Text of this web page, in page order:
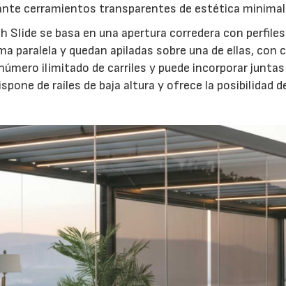
cerramientos transparentes de estética
Slide se basa en una apertura corredera con
paralela y quedan apiladas sobre una de ellas,
ilimitado de carriles y puede incorporar
de raíles de baja altura y ofrece la